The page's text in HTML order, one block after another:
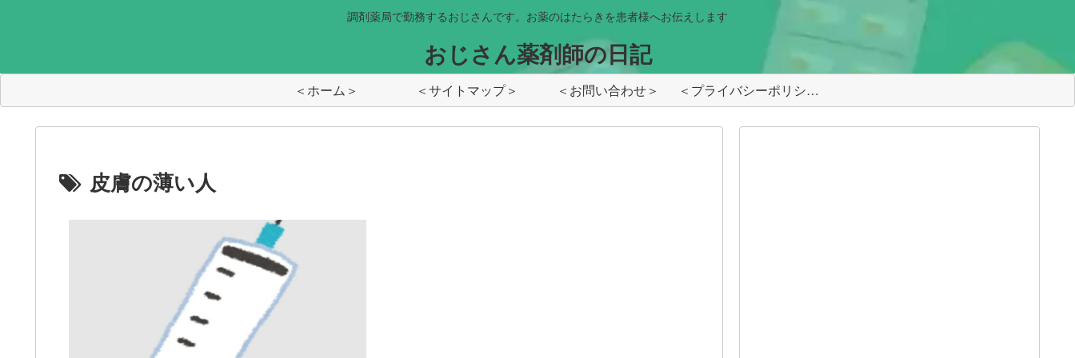
調剤薬局で勤務するおじさんです。お薬のはたらきを患者様へお伝えします
おじさん薬剤師の日記
＜ホーム＞ ＜サイトマップ＞ ＜お問い合わせ＞ ＜プライバシーポリシー＞
皮膚の薄い人